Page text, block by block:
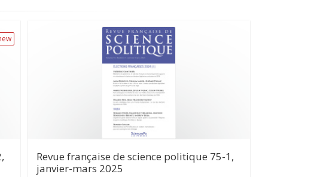
Revue française de science politique 75-1,
janvier-mars 2025